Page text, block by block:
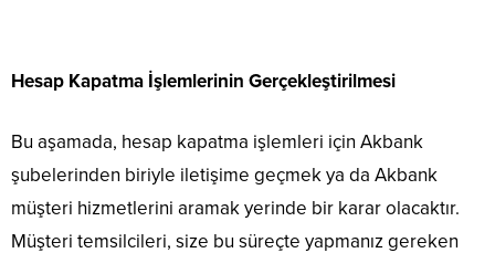
Hesap Kapatma İşlemlerinin Gerçekleştirilmesi
Bu aşamada, hesap kapatma işlemleri için Akbank
şubelerinden biriyle iletişime geçmek ya da Akbank
müşteri hizmetlerini aramak yerinde bir karar olacaktır.
Müşteri temsilcileri, size bu süreçte yapmanız gereken